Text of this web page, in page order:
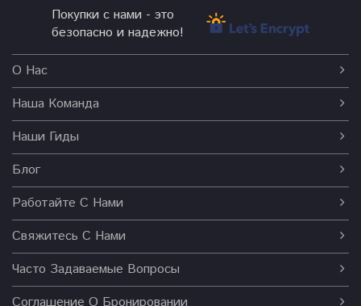
Покупки с нами - это
безопасно и надежно!
О Нас
Наша Команда
Наши Гиды
Блог
Работайте С Нами
Свяжитесь С Нами
Часто Задаваемые Вопросы